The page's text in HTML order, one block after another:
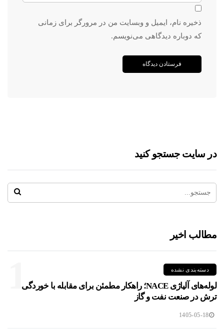
ذخیره نام، ایمیل و وبسایت من در مرورگر برای زمانی
که دوباره دیدگاهی می‌نویسم.
در سایت جستجو کنید
مطالب اخیر
1 دسته‌بندی نشده
لوله‌های آلیاژی NACE؛ راهکار مطمئن برای مقابله با خوردگی
ترش در صنعت نفت و گاز
1405-05-18